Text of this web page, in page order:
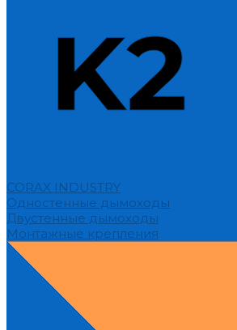
CORAX INDUSTRY
Одностенные дымоходы
Двустенные дымоходы
Монтажные крепления